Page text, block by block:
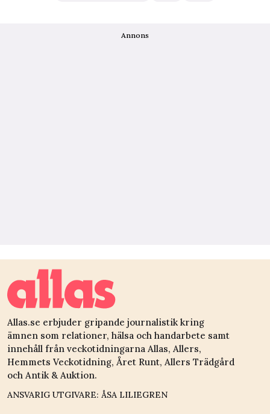
Annons
Allas.se erbjuder gripande journalistik kring
ämnen som relationer, hälsa och handarbete samt
innehåll från veckotidningarna Allas, Allers,
Hemmets Veckotidning, Året Runt, Allers Trädgård
och Antik & Auktion.
ANSVARIG UTGIVARE: ÅSA LILIEGREN